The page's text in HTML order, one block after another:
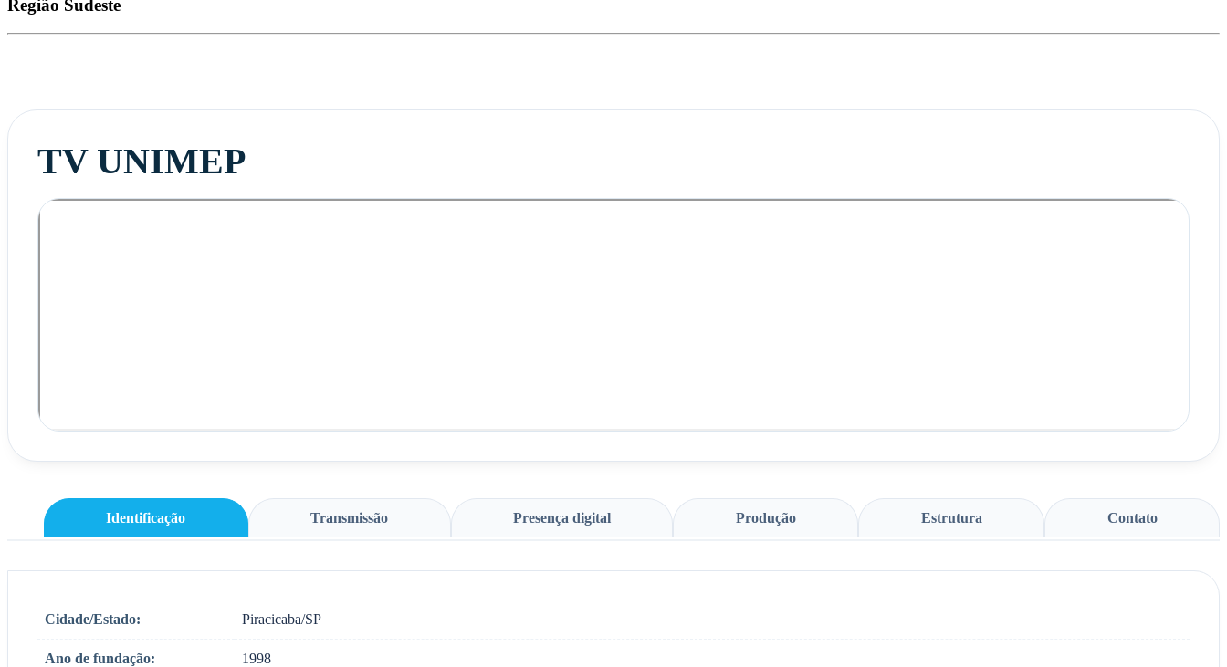
Região Sudeste
TV UNIMEP
Identificação Transmissão Presença digital Produção Estrutura Contato
Cidade/Estado: Piracicaba/SP
Ano de fundação: 1998